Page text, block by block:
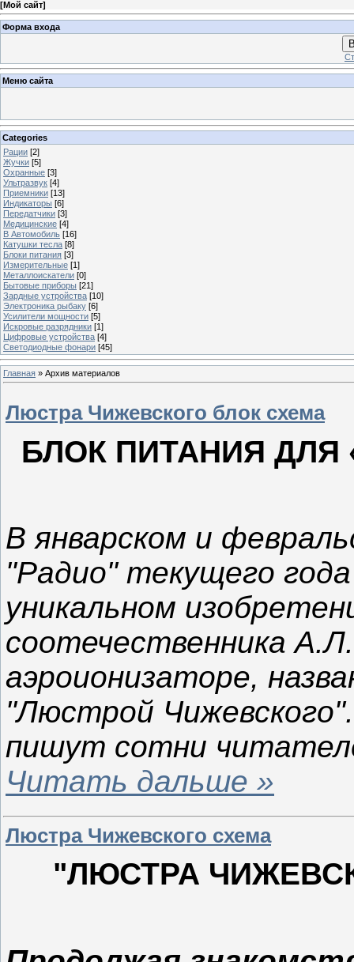
[Мой сайт]
Форма входа
Меню сайта
Categories
Рации [2]
Жучки [5]
Охранные [3]
Ультразвук [4]
Приемники [13]
Индикаторы [6]
Передатчики [3]
Медицинские [4]
В Автомобиль [16]
Катушки тесла [8]
Блоки питания [3]
Измерительные [1]
Металлоискатели [0]
Бытовые приборы [21]
Зардные устройства [10]
Электроника рыбаку [6]
Усилители мощности [5]
Искровые разрядники [1]
Цифровые устройства [4]
Светодиодные фонари [45]
Главная » Архив материалов
Люстра Чижевского блок схема
БЛОК ПИТАНИЯ
В январском и
"Радио" текущего
уникальном
соотечественника
аэроионизаторе,
"Люстрой
пишут сотни
Читать дальше »
Люстра Чижевского схема
"ЛЮСТРА